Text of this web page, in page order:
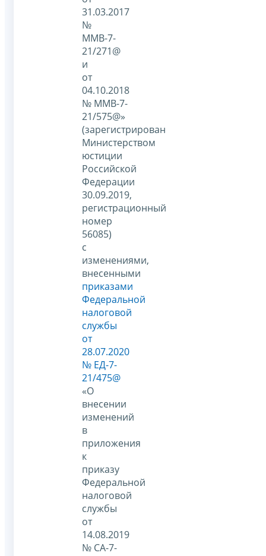
31.03.2017
№
ММВ-7-
21/271@
и
от
04.10.2018
№ ММВ-7-
21/575@»
(зарегистрирован
Министерством
юстиции
Российской
Федерации
30.09.2019,
регистрационный
номер
56085)
с
изменениями,
внесенными
приказами
Федеральной
налоговой
службы
от
28.07.2020
№ ЕД-7-
21/475@
«О
внесении
изменений
в
приложения
к
приказу
Федеральной
налоговой
службы
от
14.08.2019
№ СА-7-